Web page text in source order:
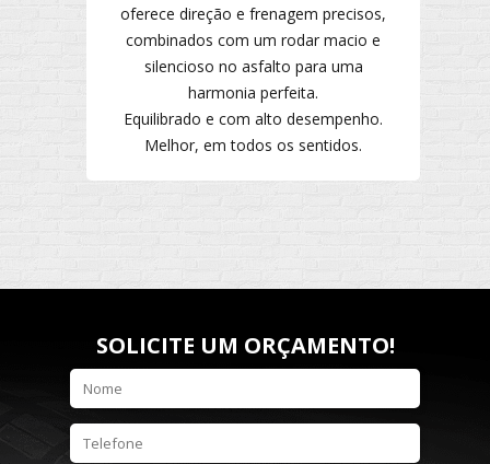
oferece direção e frenagem precisos,
combinados com um rodar macio e
silencioso no asfalto para uma
harmonia perfeita.
Equilibrado e com alto desempenho.
Melhor, em todos os sentidos.
SOLICITE UM ORÇAMENTO!